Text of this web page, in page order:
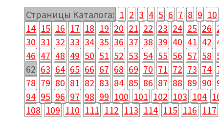
Страницы Каталога: 1 2 3 4 5 6 7 8 9 10
14 15 16 17 18 19 20 21 22 23 24 25 26
30 31 32 33 34 35 36 37 38 39 40 41 42
46 47 48 49 50 51 52 53 54 55 56 57 58
62 63 64 65 66 67 68 69 70 71 72 73 74
78 79 80 81 82 83 84 85 86 87 88 89 90
94 95 96 97 98 99 100 101 102 103 104
108 109 110 111 112 113 114 115 116 117